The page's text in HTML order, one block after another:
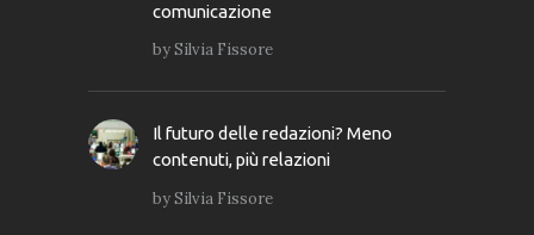
comunicazione
bySilvia Fissore
Il futuro delle redazioni? Meno
contenuti, più relazioni
bySilvia Fissore